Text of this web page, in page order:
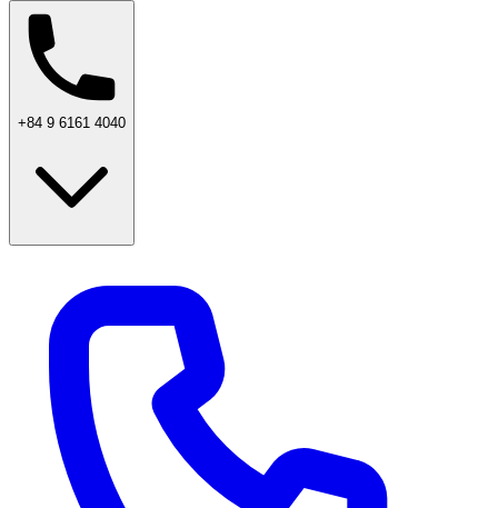
+84 9 6161 4040